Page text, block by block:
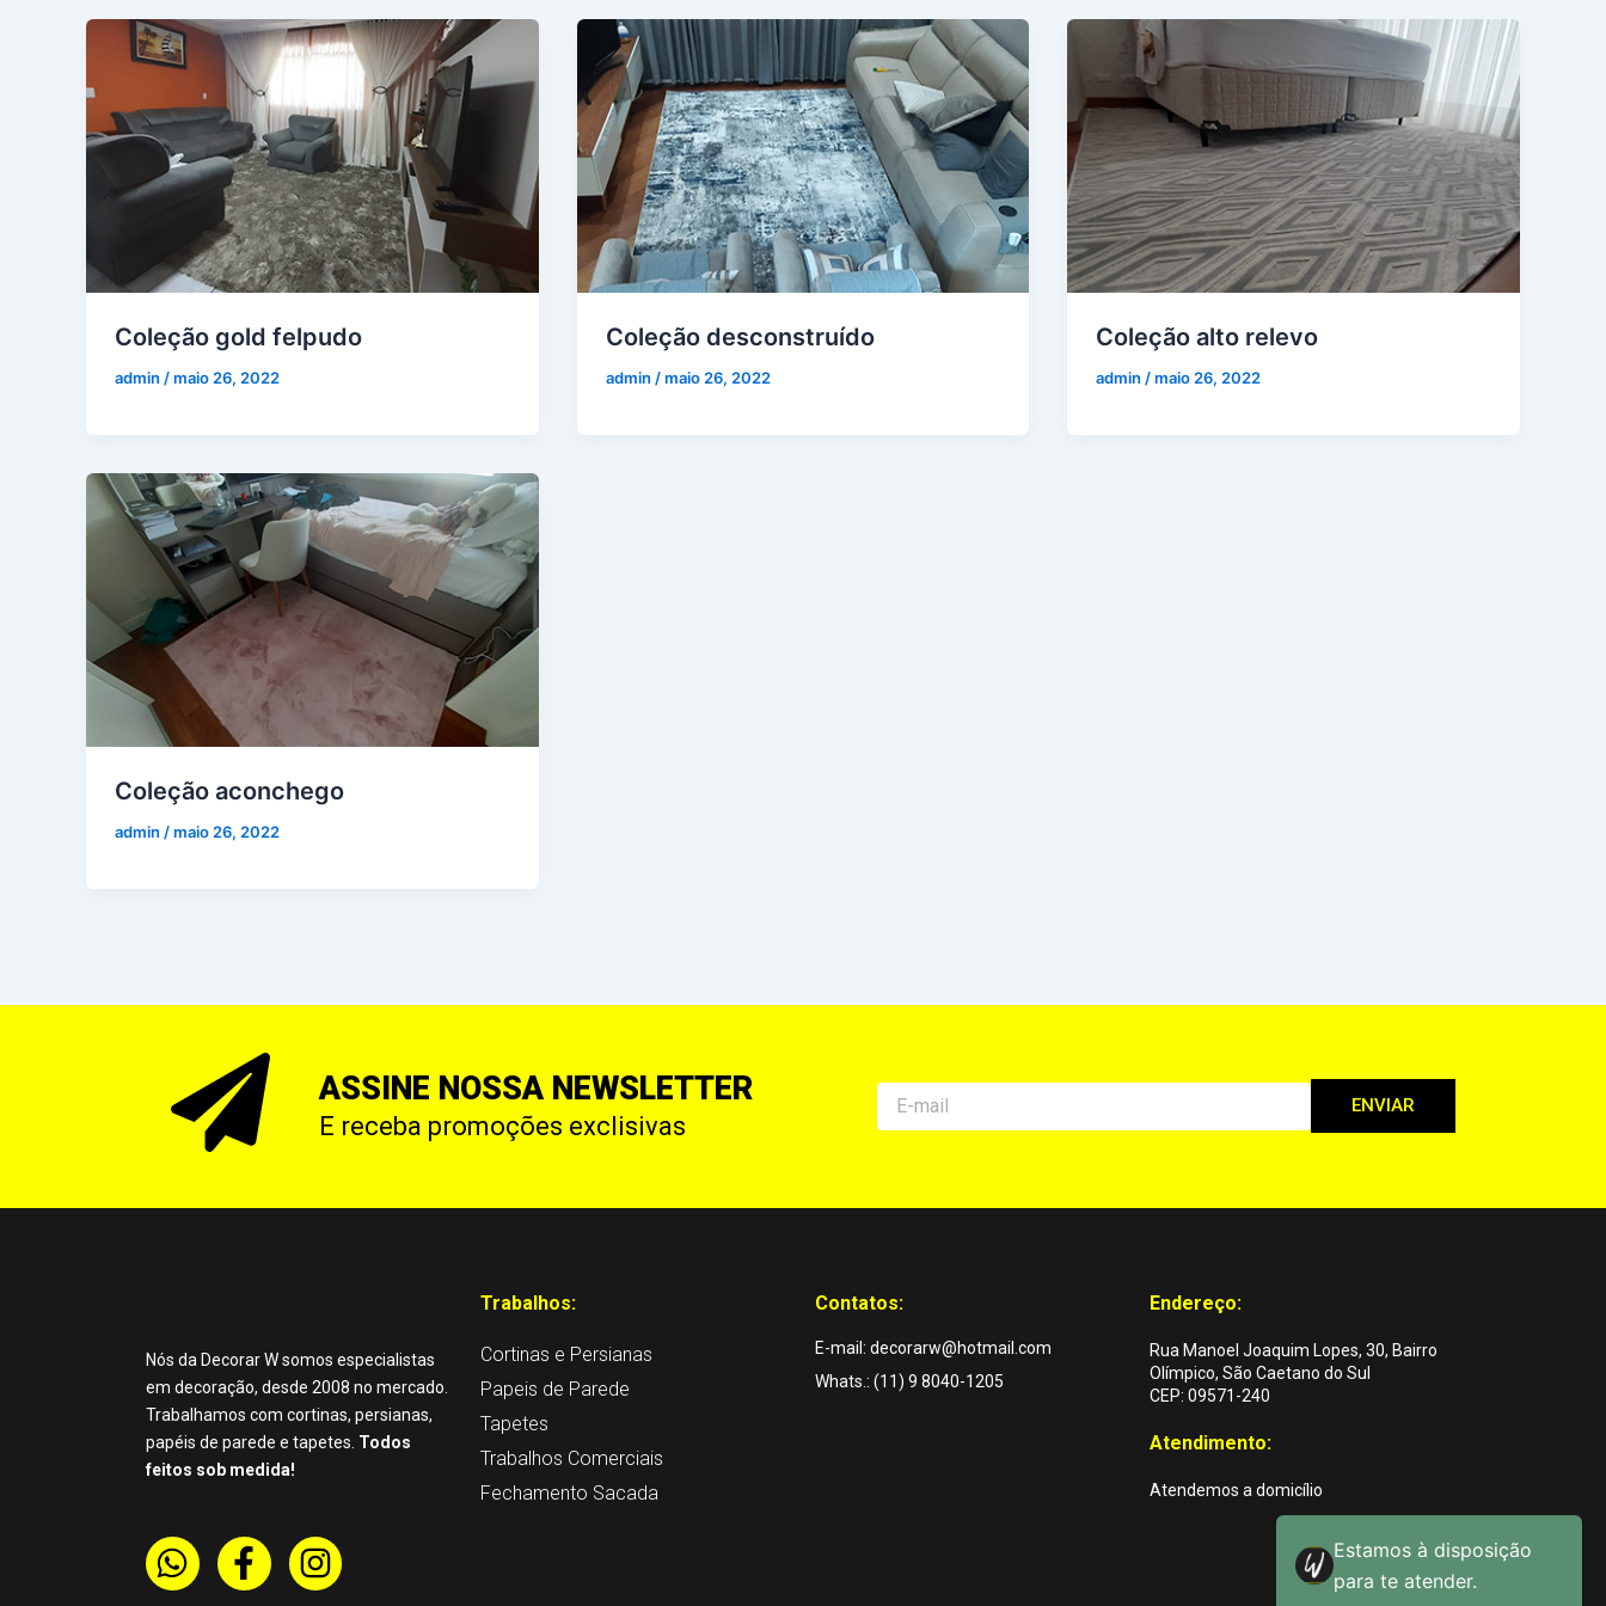
Coleção gold felpudo
admin /maio 26, 2022
Coleção desconstruído
admin /maio 26, 2022
Coleção alto relevo
admin /maio 26, 2022
Coleção aconchego
admin /maio 26, 2022
ASSINE NOSSA NEWSLETTER
E receba promoções exclisivas
Email
ENVIAR
Nós da Decorar W somos especialistas
em decoração, desde 2008 no mercado.
Trabalhamos com cortinas, persianas,
papéis de parede e tapetes. Todos
feitos sob medida!
W
h
F
a
I
n
Trabalhos:
Cortinas e Persianas
Papeis de Parede
Tapetes
Trabalhos Comerciais
Fechamento Sacada
Contatos:
E-mail: decorarw@hotmail.com
Whats.: (11) 9 8040-1205
Endereço:
Rua Manoel Joaquim Lopes, 30, Bairro
Olímpico, São Caetano do Sul
CEP: 09571-240
Atendimento:
Atendemos a domicílio